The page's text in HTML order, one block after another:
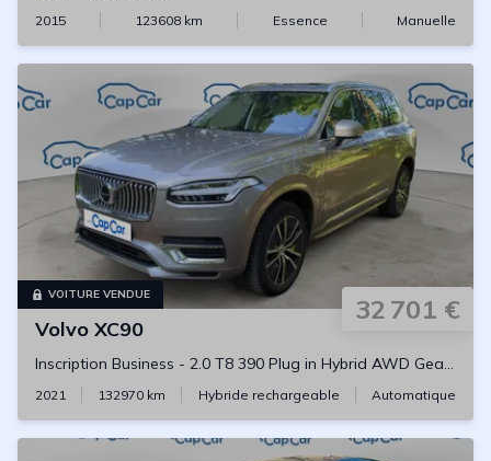
2015 123608 km Essence Manuelle
VOITURE VENDUE 32 701 €
Volvo XC90
Inscription Business - 2.0 T8 390 Plug in Hybrid AWD Geartronic8
2021 132970 km Hybride rechargeable Automatique